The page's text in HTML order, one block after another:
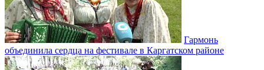
Гармонь
объединила сердца на фестивале в Каргатском районе